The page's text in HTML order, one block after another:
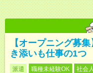
【オープニング募
き添いも仕事の1つ
派遣 職種未経験OK 社会